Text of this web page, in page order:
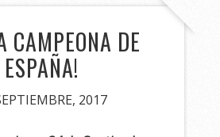
CAMPEONA DE
ESPAÑA!
2017